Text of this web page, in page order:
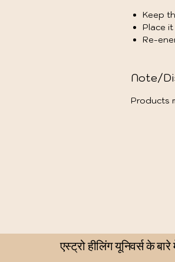
Keep
Place
Re-
Note/
Products
एस्ट्रो हीलिंग यूनिवर्स के बारे